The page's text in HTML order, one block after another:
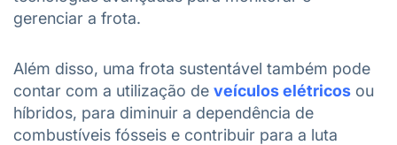
gerenciar a frota.
Além disso, uma frota sustentável também pode
contar com a utilização de veículos elétricos ou
híbridos, para diminuir a dependência de
combustíveis fósseis e contribuir para a luta